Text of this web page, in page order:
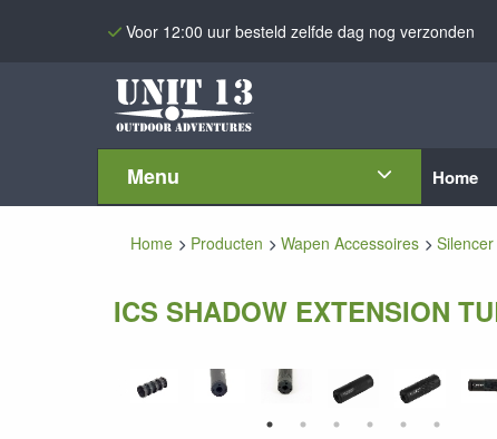
Voor 12:00 uur besteld zelfde dag nog verzonden
Menu Home
Home Producten Wapen Accessoires
ICS SHADOW EXTENSION